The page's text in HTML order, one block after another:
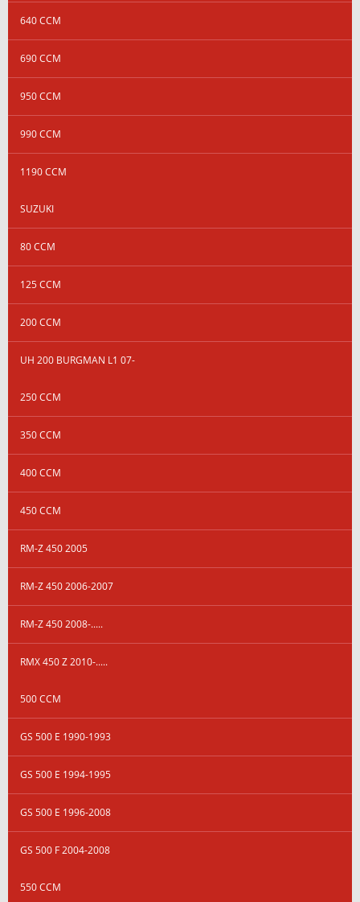
640 CCM
690 CCM
950 CCM
990 CCM
1190 CCM
SUZUKI
80 CCM
125 CCM
200 CCM
UH 200 BURGMAN L1 07-
250 CCM
350 CCM
400 CCM
450 CCM
RM-Z 450 2005
RM-Z 450 2006-2007
RM-Z 450 2008-.....
RMX 450 Z 2010-.....
500 CCM
GS 500 E 1990-1993
GS 500 E 1994-1995
GS 500 E 1996-2008
GS 500 F 2004-2008
550 CCM